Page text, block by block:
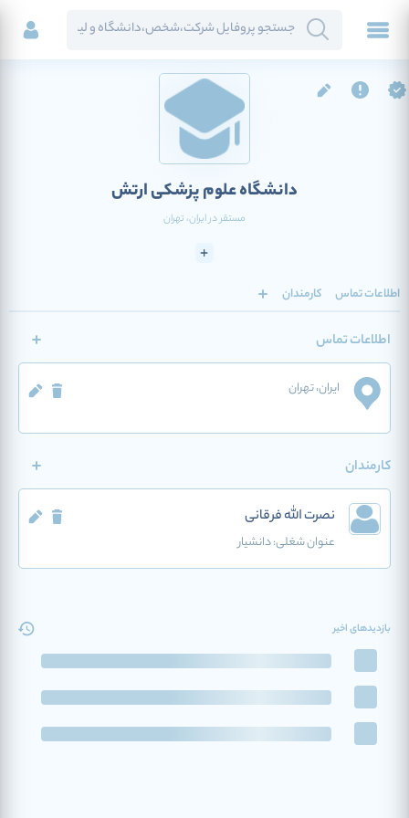
دانشگاه علوم پزشکی ارتش
مستقر درایران، تهران
اطلاعات تماس کارمندان
اطلاعات تماس
ایران، تهران
کارمندان
نصرت الله فرقانی
عنوان شغلی:دانشیار
بازدیدهای اخیر